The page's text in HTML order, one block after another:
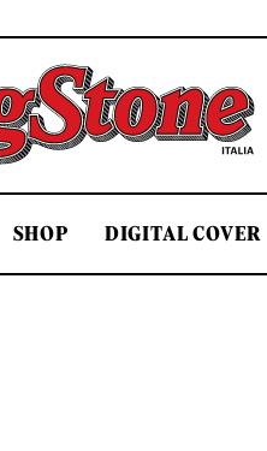
Rolling Stone Italia
SHOP DIGITAL COVER